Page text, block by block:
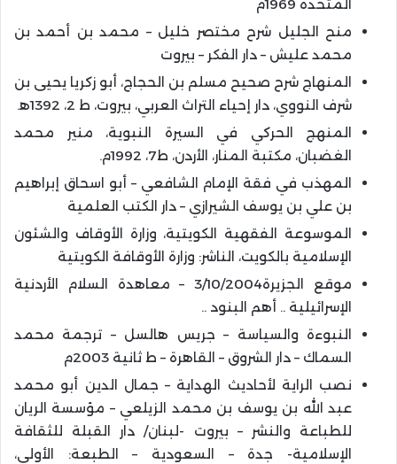
المتحدة 1969م
منح الجليل شرح مختصر خليل – محمد بن أحمد بن
محمد عليش – دار الفكر – بيروت
المنهاج شرح صحيح مسلم بن الحجاج، أبو زكريا يحيى بن
شرف النووي، دار إحياء التراث العربي، بيروت، ط 2، 1392ﻫ.
المنهج الحركي في السيرة النبوية، منير محمد
الغضبان، مكتبة المنار، الأردن، ط7، 1992م.
المهذب في فقة الإمام الشافعي – أبو اسحاق إبراهيم
بن علي بن يوسف الشيرازي – دار الكتب العلمية
الموسوعة الفقهية الكويتية، وزارة الأوقاف والشئون
الإسلامية بالكويت، الناشر: وزارة الأوقافة الكويتية
موقع الجزيرة3/10/2004 – معاهدة السلام الأردنية
الإسرائيلية .. أهم البنود ..
النبوءة والسياسة – جريس هالسل – ترجمة محمد
السماك – دار الشروق – القاهرة – ط ثانية 2003م
نصب الراية لأحاديث الهداية – جمال الدين أبو محمد
عبد الله بن يوسف بن محمد الزيلعي – مؤسسة الريان
للطباعة والنشر – بيروت -لبنان/ دار القبلة للثقافة
الإسلامية- جدة – السعودية – الطبعة: الأولى،